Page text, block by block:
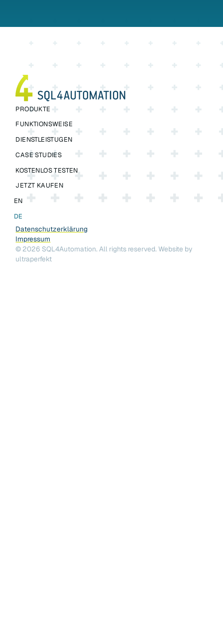
PRODUKTE
FUNKTIONSWEISE
DIENSTLEISTUGEN
CASE STUDIES
KOSTENLOS TESTEN
JETZT KAUFEN
EN
DE
Datenschutzerklärung
Impressum
© 2026 SQL4Automation. All rights reserved.Website by
ultraperfekt